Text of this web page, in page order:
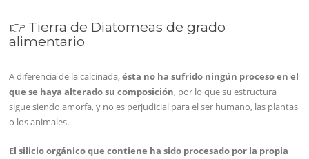
👉 Tierra de Diatomeas de grado
alimentario
A diferencia de la calcinada,ésta no ha sufrido ningún proceso en el
que se haya alterado su composición, por lo que su estructura
sigue siendo amorfa, y no es perjudicial para el ser humano, las plantas
o los animales.
El silicio orgánico que contiene ha sido procesado por la propia